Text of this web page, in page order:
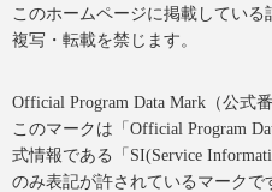
このホームページに掲載してい
複写・転載を禁じます。
Official Program Data Mark（公式
このマークは「Official Program
式情報である「SI(Service
のみ表記が許されているマークで